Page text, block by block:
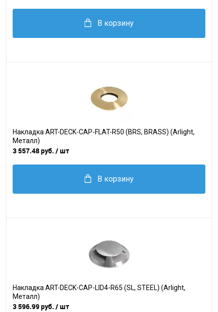
В корзину
Накладка ART-DECK-CAP-FLAT-R50 (BRS, BRASS) (Arlight,
Металл)
3 557.48 руб. / шт
В корзину
Накладка ART-DECK-CAP-LID4-R65 (SL, STEEL) (Arlight,
Металл)
3 596.99 руб. / шт